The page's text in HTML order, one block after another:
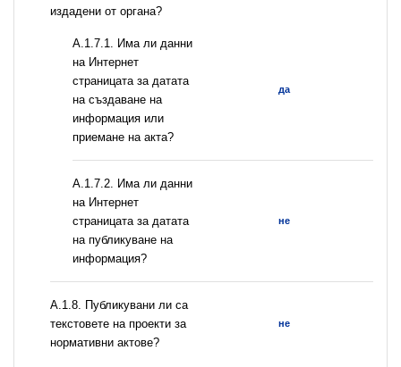
издадени от органа?
A.1.7.1. Има ли данни
на Интернет
страницата за датата
на създаване на
информация или
приемане на акта?
да
A.1.7.2. Има ли данни
на Интернет
страницата за датата
на публикуване на
информация?
не
А.1.8. Публикувани ли са
текстовете на проекти за
нормативни актове?
не